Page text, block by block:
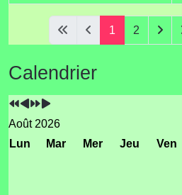
1 2
Calendrier
Année
précédente
Mois
précédent
Année
suivante
suivant
Août 2026
Lun
Mar Mer Jeu Ven